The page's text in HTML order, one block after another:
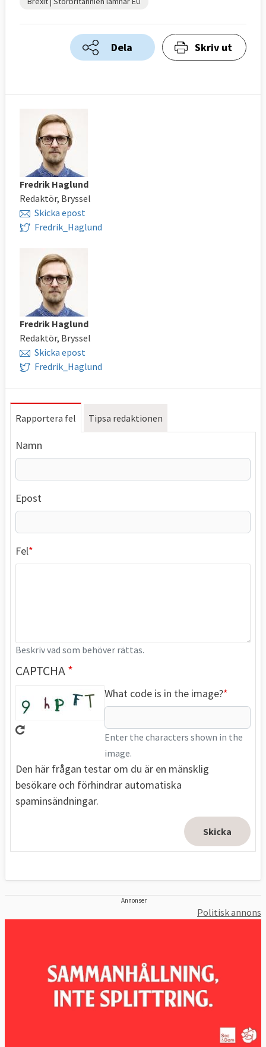
Dela Skriv ut
Fredrik Haglund
Redaktör, Bryssel
Skicka epost
Fredrik_Haglund
Fredrik Haglund
Redaktör, Bryssel
Skicka epost
Fredrik_Haglund
Rapportera fel Tipsa redaktionen
Namn
Epost
Fel
Beskriv vad som behöver rättas.
CAPTCHA
What code is in the image?
Enter the characters shown in the
image.
Den här frågan testar om du är en mänsklig
besökare och förhindrar automatiska
spaminsändningar.
Annonser
Politisk annons